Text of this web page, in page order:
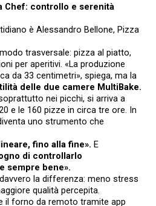
Chef: controllo e serenità
è Alessandro Bellone, Pizza
trasversale: pizza al piatto,
per aperitivi. «La produzione
da 33 centimetri», spiega, ma la
delle due camere MultiBake.
nei picchi, si arriva a
e le 160 pizze in circa tre ore. In
uno strumento che
fino alla fine». E
di controllarlo
sempre bene».
la differenza: meno stress
qualità percepita.
il forno da remoto tramite app